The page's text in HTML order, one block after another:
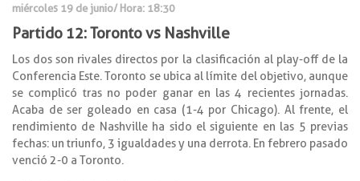
miércoles 19 de junio/ Hora: 18:30
Partido 12: Torontovs Nashville
Los dos son rivales directos por la clasificación al play-off de la
Conferencia Este. Toronto se ubica al límite del objetivo, aunque
se complicó tras no poder ganar en las 4 recientes jornadas.
Acaba de ser goleado en casa (1-4 por Chicago). Al frente, el
rendimiento de Nashville ha sido el siguiente en las 5 previas
fechas: un triunfo, 3 igualdades y una derrota. En febrero pasado
venció 2-0 a Toronto.